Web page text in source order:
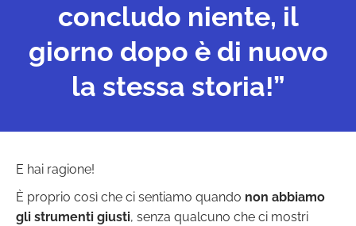
concludo niente, il
giorno dopo è di nuovo
la stessa storia!”
E hai ragione!
È proprio così che ci sentiamo quando non abbiamo
gli strumenti giusti, senza qualcuno che ci mostri